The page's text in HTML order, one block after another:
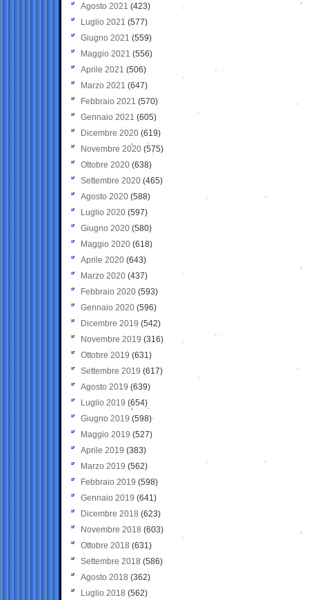
Agosto 2021 (423)
Luglio 2021 (577)
Giugno 2021(559)
Maggio 2021 (556)
Aprile 2021 (506)
Marzo 2021 (647)
Febbraio 2021 (570)
Gennaio 2021 (605)
Dicembre 2020 (619)
Novembre 2020 (575)
Ottobre 2020 (638)
Settembre 2020(465)
Agosto 2020 (588)
Luglio 2020 (597)
Giugno 2020 (580)
Maggio 2020 (618)
Aprile 2020 (643)
Marzo 2020 (437)
Febbraio 2020 (593)
Gennaio 2020 (596)
Dicembre 2019 (542)
Novembre 2019 (316)
Ottobre 2019 (631)
Settembre 2019 (617)
Agosto 2019 (639)
Luglio 2019 (654)
Giugno 2019 (598)
Maggio 2019 (527)
Aprile 2019 (383)
Marzo 2019 (562)
Febbraio 2019 (598)
Gennaio 2019 (641)
Dicembre 2018 (623)
Novembre 2018 (603)
Ottobre 2018 (631)
Settembre 2018 (586)
Agosto 2018 (362)
Luglio 2018 (562)